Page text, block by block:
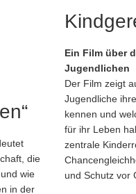
die
wie
in der
Ein Film über
Jugendlichen
Der Film zeigt
Jugendliche
kennen und
für ihr Leben
zentrale
und Schutz vor